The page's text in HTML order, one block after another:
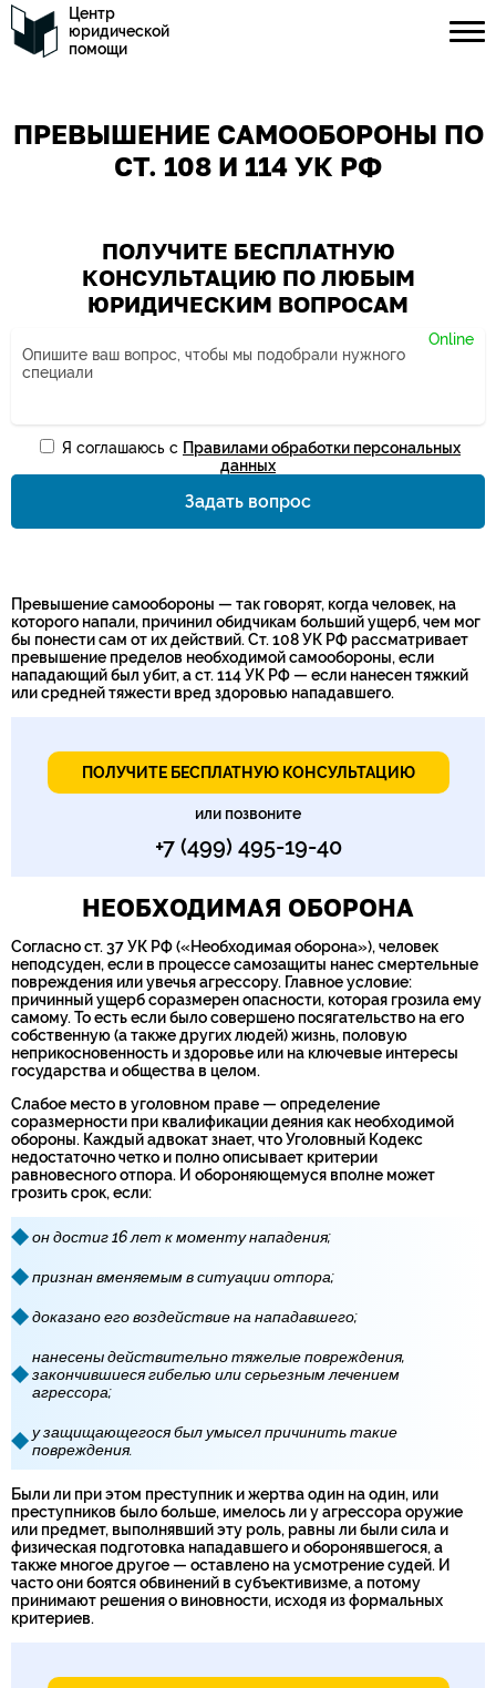
Центр
юридической
помощи
ПРЕВЫШЕНИЕ САМООБОРОНЫ ПО
СТ. 108 И 114 УК РФ
ПОЛУЧИТЕ БЕСПЛАТНУЮ
КОНСУЛЬТАЦИЮ ПО ЛЮБЫМ
ЮРИДИЧЕСКИМ ВОПРОСАМ
Номер телефона*
Я соглашаюсь с Правилами обработки персональных
данных
Задать вопрос
Превышение самообороны — так говорят, когда человек, на
которого напали, причинил обидчикам больший ущерб, чем мог
бы понести сам от их действий. Ст. 108 УК РФ рассматривает
превышение пределов необходимой самообороны, если
нападающий был убит, а ст. 114 УК РФ — если нанесен тяжкий
или средней тяжести вред здоровью нападавшего.
ПОЛУЧИТЕ БЕСПЛАТНУЮ КОНСУЛЬТАЦИЮ
или позвоните
+7 (499) 495-19-40
НЕОБХОДИМАЯ ОБОРОНА
Согласно ст. 37 УК РФ («Необходимая оборона»), человек
неподсуден, если в процессе самозащиты нанес смертельные
повреждения или увечья агрессору. Главное условие:
причинный ущерб соразмерен опасности, которая грозила ему
самому. То есть если было совершено посягательство на его
собственную (а также других людей) жизнь, половую
неприкосновенность и здоровье или на ключевые интересы
государства и общества в целом.
Слабое место в уголовном праве — определение
соразмерности при квалификации деяния как необходимой
обороны. Каждый адвокат знает, что Уголовный Кодекс
недостаточно четко и полно описывает критерии
равновесного отпора. И обороняющемуся вполне может
грозить срок, если:
он достиг 16 лет к моменту нападения;
признан вменяемым в ситуации отпора;
доказано его воздействие на нападавшего;
нанесены действительно тяжелые повреждения,
закончившиеся гибелью или серьезным лечением
агрессора;
у защищающегося был умысел причинить такие
повреждения.
Были ли при этом преступник и жертва один на один, или
преступников было больше, имелось ли у агрессора оружие
или предмет, выполнявший эту роль, равны ли были сила и
физическая подготовка нападавшего и оборонявшегося, а
также многое другое — оставлено на усмотрение судей. И
часто они боятся обвинений в субъективизме, а потому
принимают решения о виновности, исходя из формальных
критериев.